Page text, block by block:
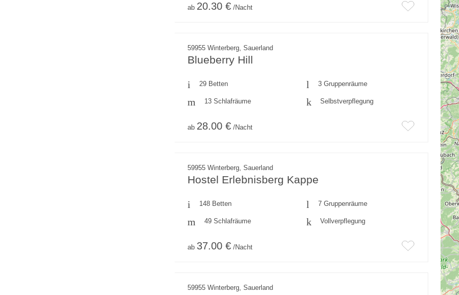
ab 20.30 € /Nacht
59955 Winterberg, Sauerland
Blueberry Hill
29 Betten 3 Gruppenräume
13 Schlafräume Selbstverpflegung
ab 28.00 € /Nacht
59955 Winterberg, Sauerland
Hostel Erlebnisberg Kappe
148 Betten 7 Gruppenräume
49 Schlafräume Vollverpflegung
ab 37.00 € /Nacht
59955 Winterberg, Sauerland